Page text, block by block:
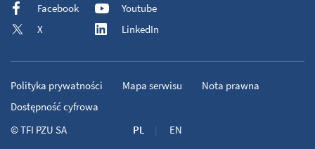
Facebook
X
Youtube
LinkedIn
PL EN
Polityka prywatności Mapa serwisu
Nota prawna
Dostępność cyfrowa
©TFI PZU SA